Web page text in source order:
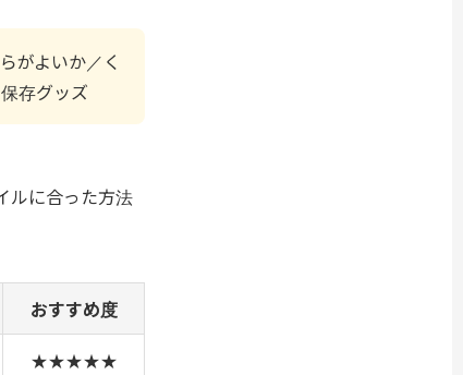
がよいか／く
存グッズ
ルに合った方法
おすすめ度
★★★★★